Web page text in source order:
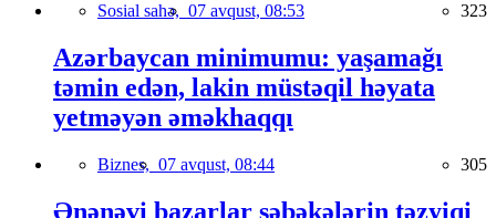
Sosial sahə, 07 avqust, 08:53 323
Azərbaycan minimumu: yaşamağı
təmin edən, lakin müstəqil həyata
yetməyən əməkhaqqı
Biznes, 07 avqust, 08:44 305
Ənənəvi bazarlar şəbəkələrin təzyiqi